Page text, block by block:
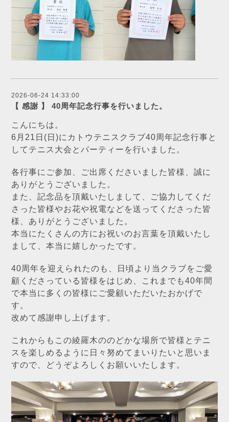
2026-06-24 14:33:00
【 感謝 】 40周年記念行事を行いました。
こんにちは。
6月21日(日)にカトウテニスクラブ40周年記念行事と
してテニス大会とパーティーを行いました。
各行事にご参加、ご出席くださいました皆様、誠に
ありがとうございました。
また、記念品を頂戴いたしまして、ご協力してくだ
さった皆様やお花や祝電などを送ってくださった皆
様、ありがとうございました。
本当にたくさんの方にお祝いのお言葉を頂戴いたし
まして、本当に嬉しかったです。
40周年を迎えられたのも、日頃より当クラブをご愛
顧くださっている皆様をはじめ、これまでも40年間
で本当に多くの皆様にご愛顧いただいたおかげで
す。
改めて感謝申し上げます。
これからもこの綾羅木ののどかな場所で皆様とテニ
スを楽しめるように日々努めてまいりたいと思いま
すので、どうぞよろしくお願いいたします。